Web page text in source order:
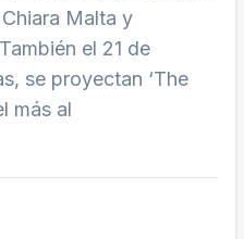
Chiara Malta y
el 21 de
se proyectan ‘The
más al